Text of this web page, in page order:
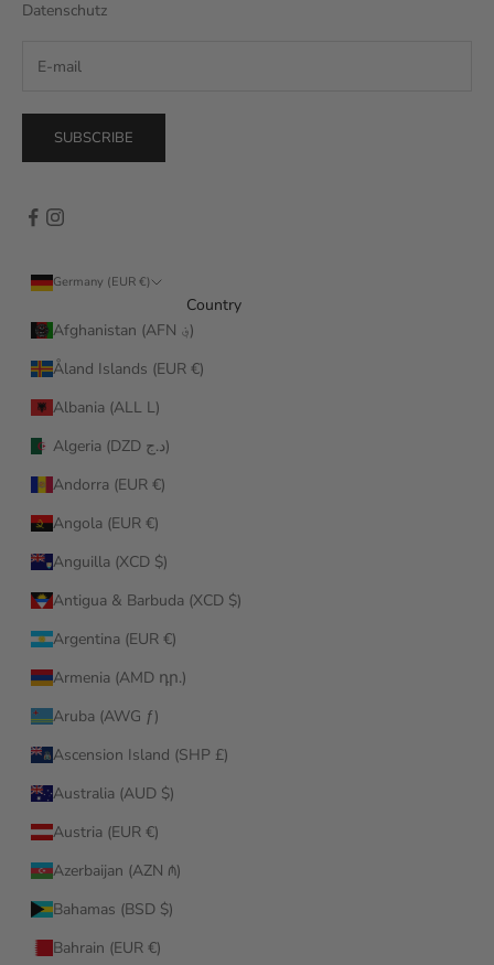
Datenschutz
SUBSCRIBE
Germany (EUR €)
Country
Afghanistan (AFN ؋)
Åland Islands (EUR €)
Albania (ALL L)
Algeria (DZD د.ج)
Andorra (EUR €)
Angola (EUR €)
Anguilla (XCD $)
Antigua & Barbuda (XCD $)
Argentina (EUR €)
Armenia (AMD դր.)
Aruba (AWG ƒ)
Ascension Island (SHP £)
Australia (AUD $)
Austria (EUR €)
Azerbaijan (AZN ₼)
Bahamas (BSD $)
Bahrain (EUR €)